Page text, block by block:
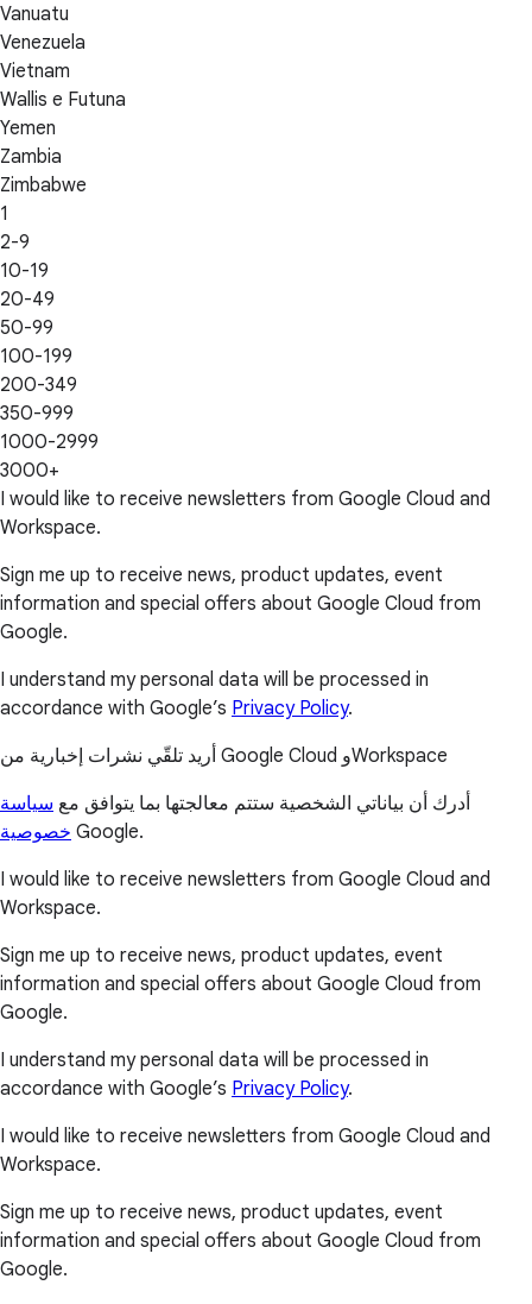
Vanuatu
Venezuela
Vietnam
Wallis e Futuna
Yemen
Zambia
Zimbabwe
1
2-9
10-19
20-49
50-99
100-199
200-349
350-999
1000-2999
3000+
I would like to receive newsletters from Google Cloud and
Workspace.
Sign me up to receive news, product updates, event
information and special offers about Google Cloud from
Google.
I understand my personal data will be processed in
accordance with Google’s Privacy Policy.
أريد تلقّي نشرات إخبارية من Google Cloud وWorkspace
أدرك أن بياناتي الشخصية ستتم معالجتها بما يتوافق مع سياسة
خصوصية Google.
I would like to receive newsletters from Google Cloud and
Workspace.
Sign me up to receive news, product updates, event
information and special offers about Google Cloud from
Google.
I understand my personal data will be processed in
accordance with Google’s Privacy Policy.
I would like to receive newsletters from Google Cloud and
Workspace.
Sign me up to receive news, product updates, event
information and special offers about Google Cloud from
Google.